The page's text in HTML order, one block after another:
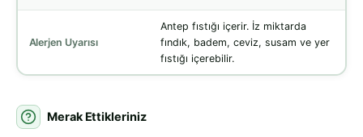
Alerjen Uyarısı
Antep fıstığı içerir. İz miktarda
fındık, badem, ceviz, susam ve yer
fıstığı içerebilir.
Merak Ettikleriniz